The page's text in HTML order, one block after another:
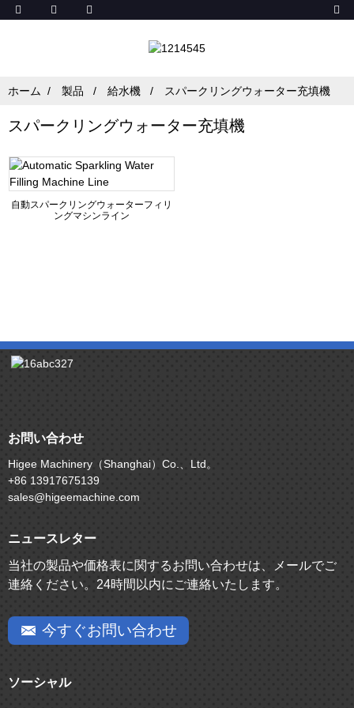
ホーム 製品 給水機 スパークリングウォーター充填機
スパークリングウォーター充填機
自動スパークリングウォーターフィリ
ングマシンライン
お問い合わせ
Higee Machinery（Shanghai）Co.、Ltd。
+86 13917675139
sales@higeemachine.com
ニュースレター
当社の製品や価格表に関するお問い合わせは、メールでご
連絡ください。24時間以内にご連絡いたします。
今すぐお問い合わせ
ソーシャル